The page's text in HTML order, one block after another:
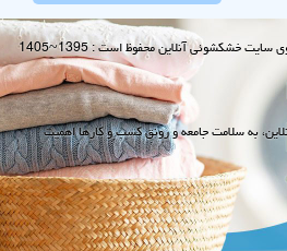
به سلامت جامعه و رونق کسب و کارها اهمیت